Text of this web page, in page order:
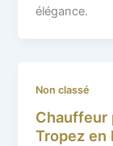
élégance.
Non classé
Chauffeur
Tropez en